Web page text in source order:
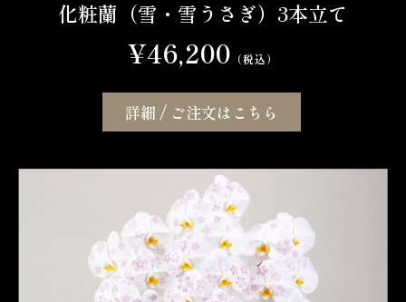
化粧蘭（雪・雪うさぎ）3本立て
¥46,200 （税込）
詳細 / ご注文はこちら